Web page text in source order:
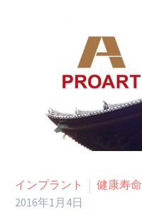
インプラント 健康寿命
2016年1月4日